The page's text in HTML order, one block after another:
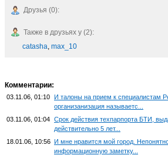
Друзья (0):
Также в друзьях у (2):
catasha max_10
Комментарии:
03.11.06, 01:10 И талоны на прием к специалистам
организанизация называетс...
03.11.06, 01:04 Срок действия техпарпорта БТИ,
действительно 5 лет...
18.01.06, 10:56 И мне нравится мой город.
информационную заметку...